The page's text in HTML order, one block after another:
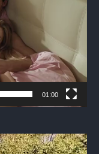
01:00